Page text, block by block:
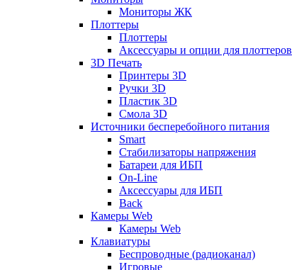
Мониторы ЖК
Плоттеры
Плоттеры
Аксессуары и опции для плоттеров
3D Печать
Принтеры 3D
Ручки 3D
Пластик 3D
Смола 3D
Источники бесперебойного питания
Smart
Стабилизаторы напряжения
Батареи для ИБП
On-Line
Аксессуары для ИБП
Back
Камеры Web
Камеры Web
Клавиатуры
Беспроводные (радиоканал)
Игровые